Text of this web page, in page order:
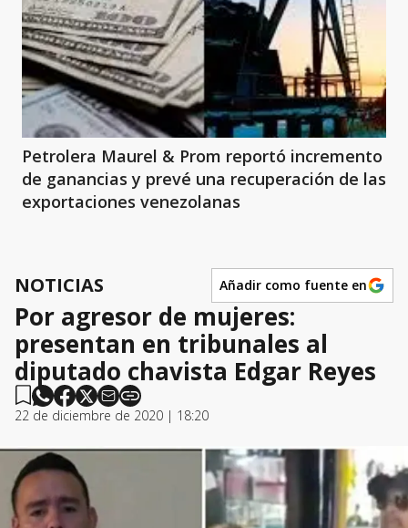
Petrolera Maurel & Prom reportó incremento
de ganancias y prevé una recuperación de las
exportaciones venezolanas
NOTICIAS Añadir como fuente en
Por agresor de mujeres:
presentan en tribunales al
diputado chavista Edgar Reyes
22 de diciembre de 2020 | 18:20